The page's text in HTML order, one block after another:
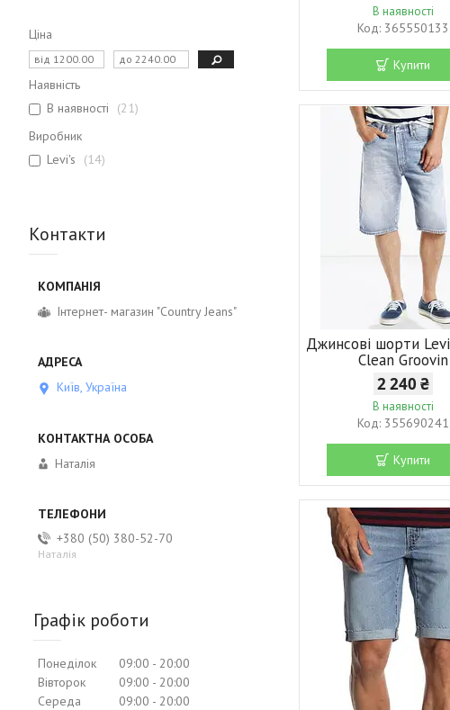
В наявності
365550133
Купити
Джинсові шорти
Clean Groovin
2 240 ₴
В наявності
355690241
Купити
Ціна
Наявність
В наявності
21
Виробник
Levi's
14
Контакти
Інтернет- магазин "Country Jeans"
Київ, Україна
Наталія
+380 (50) 380-52-70
Наталія
Графік роботи
Понеділок 09:00
20:00
Вівторок
09:00
20:00
Середа
09:00
20:00